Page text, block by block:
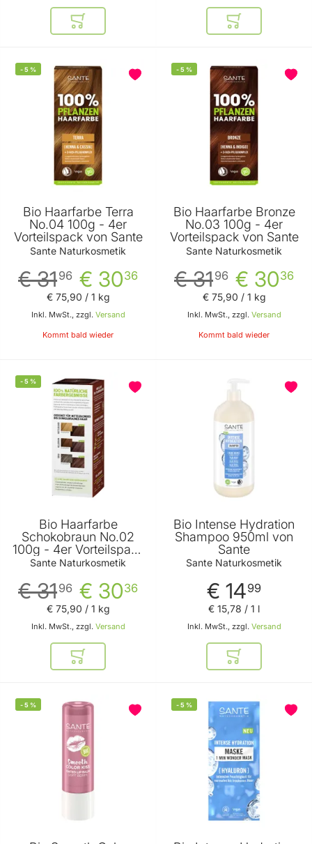
In den Warenkorb In den
-5 %
Bio Haarfarbe Terra
No.04 100g - 4er
Vorteilspack von Sante
Sante Naturkosmetik
€ 3036
€ 3196
Inkl. MwSt., zzgl. Versand
€ 75,90 / 1 kg
Kommt bald wieder
-5 %
Bio Haarfarbe Bronze
No.03 100g - 4er
Vorteilspack von Sante
Sante Naturkosmetik
€ 3036
€ 3196
Inkl. MwSt., zzgl. Versand
€ 75,90 / 1 kg
Kommt bald wieder
-5 %
Bio Haarfarbe
Schokobraun No.02
100g - 4er Vorteilspack
von Sante
Sante Naturkosmetik
€ 3036
€ 3196
Inkl. MwSt., zzgl. Versand
€ 75,90 / 1 kg
In den Warenkorb
Bio Intense Hydration
Shampoo 950ml von
Sante
Sante Naturkosmetik
€ 1499
Inkl. MwSt., zzgl. Versand
€ 15,78 / 1 l
In den
-5 % -5 %